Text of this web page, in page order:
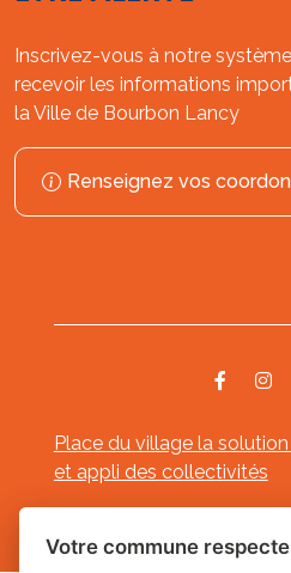
Inscrivez-vous à notre
recevoir les informations
la Ville de Bourbon Lancy
Renseignez vos
Place du village la
et appli des collectivités
Mentions légales--
Votre commune